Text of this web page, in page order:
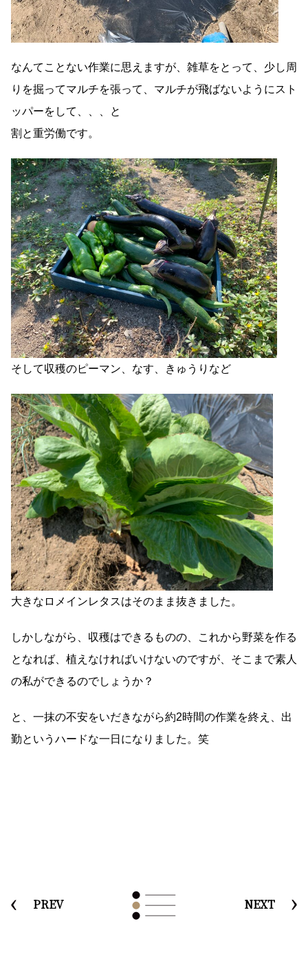
なんてことない作業に思えますが、雑草をとって、少し周
りを掘ってマルチを張って、マルチが飛ばないようにスト
ッパーをして、、、と
割と重労働です。
そして収穫のピーマン、なす、きゅうりなど
大きなロメインレタスはそのまま抜きました。
しかしながら、収穫はできるものの、これから野菜を作る
となれば、植えなければいけないのですが、そこまで素人
の私ができるのでしょうか？
と、一抹の不安をいだきながら約2時間の作業を終え、出
勤というハードな一日になりました。笑
PREV NEXT